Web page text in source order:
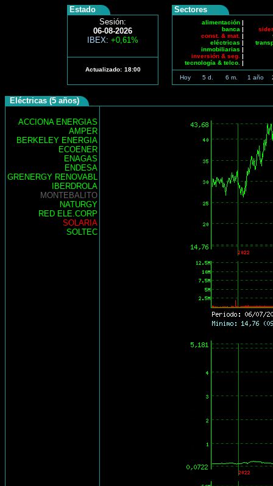
Estado
Sesión:
06-08-2026
IBEX: +0,61%
Actualizado: 18:00
Sectores
alimentación |
banca |
const. & mat. |
eléctricas |
inmobiliarias |
inversión & seg. |
tecnología & telco. |
Hoy 5 d. 6 m. 1 año
Eléctricas (5 años)
ACCIONA ENERGIAS
AMPER
BERKELEY ENERGIA
ECOENER
ENAGAS
ENDESA
GRENERGY RENOVABL
IBERDROLA
MONTEBALITO
NATURGY
RED ELE.CORP
SOLARIA
SOLTEC